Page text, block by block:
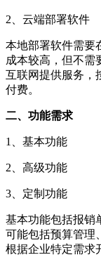
2、云端部署软件
本地部署软件需要
成本较高，但不需
互联网提供服务，
付费。
二、功能需求
1、基本功能
2、高级功能
3、定制功能
基本功能包括报销
可能包括预算管理
根据企业特定需求